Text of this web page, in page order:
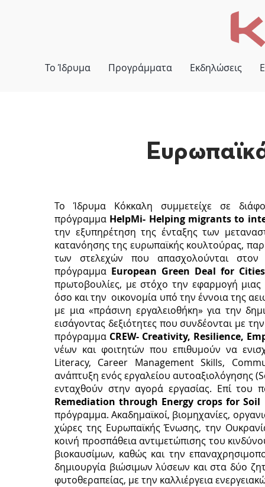
Το Ίδρυμα Προγράμματα Εκδηλώσεις
Το Ίδρυμα Κόκκαλη συμμετείχε σε
πρόγραμμα HelpMi- Helping migrants to
την εξυπηρέτηση της ένταξης των
κατανόησης της ευρωπαϊκής κουλτούρας,
των στελεχών που απασχολούνται στον
πρόγραμμα European Green Deal for
πρωτοβουλίες, με στόχο την εφαρμογή
όσο και την οικονομία υπό την έννοια της
με μια «πράσινη εργαλειοθήκη» για την
εισάγοντας δεξιότητες που συνδέονται με
πρόγραμμα CREW- Creativity, Resilience,
νέων και φοιτητών που επιθυμούν να
Literacy, Career Management Skills,
ανάπτυξη ενός εργαλείου αυτοαξιολόγησης
ενταχθούν στην αγορά εργασίας. Επί του
Remediation through Energy crops for
πρόγραμμα. Ακαδημαϊκοί, βιομηχανίες,
χώρες της Ευρωπαϊκής Ένωσης, την
κοινή προσπάθεια αντιμετώπισης του
βιοκαυσίμων, καθώς και την
δημιουργία βιώσιμων λύσεων και στα δύο
φυτοθεραπείας, με την καλλιέργεια